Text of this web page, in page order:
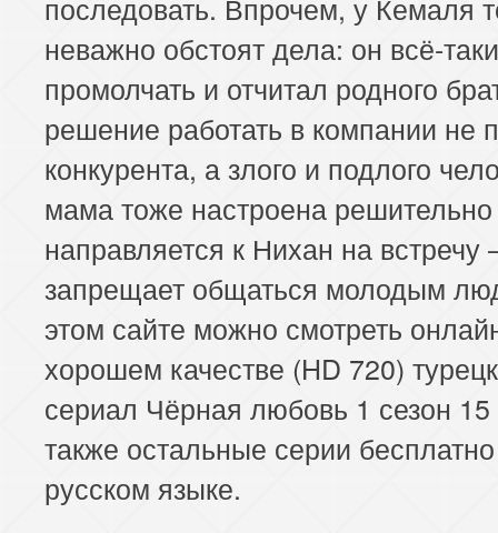
неважно обстоят дела: он всё-
промолчать и отчитал родного
решение работать в компании не
конкурента, а злого и подлого
мама тоже настроена
направляется к Нихан на встречу
запрещает общаться молодым
этом сайте можно смотреть
хорошем качестве (HD 720)
сериал Чёрная любовь 1 сезон
также остальные серии
русском языке.